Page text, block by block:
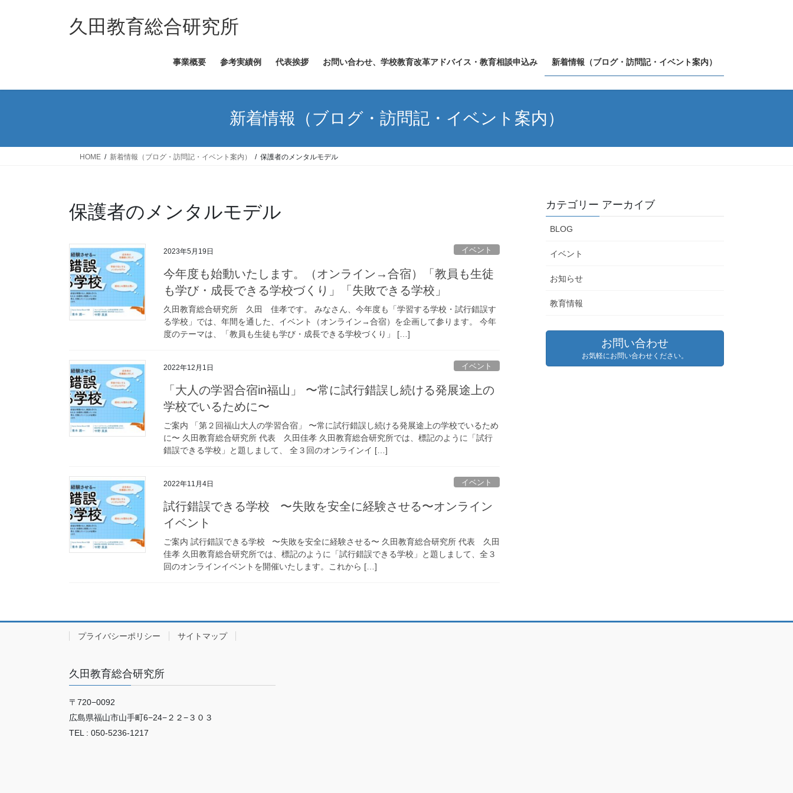
ス
ン
久田教育総合研究所
事業概要 参考実績例 代表挨拶 お問い合わせ、学校教育改革アドバイス・教育相談申込み 新着情報（ブログ・訪問記・イベント案内）
新着情報（ブログ・訪問記・イベント案内）
HOME 新着情報（ブログ・訪問記・イベント案内） 保護者のメンタルモデル
保護者のメンタルモデル
2023年5月19日 イベント
今年度も始動いたします。（オンライン→合宿）「教員も生徒
も学び・成長できる学校づくり」「失敗できる学校」
久田教育総合研究所 久田 佳孝です。 みなさん、今年度も「学習する学校・試行錯誤す
る学校」では、年間を通した、イベント（オンライン→合宿）を企画して参ります。 今年
度のテーマは、「教員も生徒も学び・成長できる学校づくり」 […]
2022年12月1日 イベント
「大人の学習合宿in福山」 〜常に試行錯誤し続ける発展途上の
学校でいるために〜
ご案内 「第２回福山大人の学習合宿」 〜常に試行錯誤し続ける発展途上の学校でいるため
に〜 久田教育総合研究所 代表 久田佳孝 久田教育総合研究所では、標記のように「試行
錯誤できる学校」と題しまして、 全３回のオンラインイ […]
2022年11月4日 イベント
試行錯誤できる学校 〜失敗を安全に経験させる〜オンライン
イベント
ご案内 試行錯誤できる学校 〜失敗を安全に経験させる〜 久田教育総合研究所 代表 久田
佳孝 久田教育総合研究所では、標記のように「試行錯誤できる学校」と題しまして、全３
回のオンラインイベントを開催いたします。これから […]
カテゴリー アーカイブ
BLOG
イベント
お知らせ
教育情報
お問い合わせ
お気軽にお問い合わせください。
プライバシーポリシー サイトマップ
久田教育総合研究所
〒720−0092
広島県福山市山手町6−24−２２−３０３
TEL : 050-5236-1217